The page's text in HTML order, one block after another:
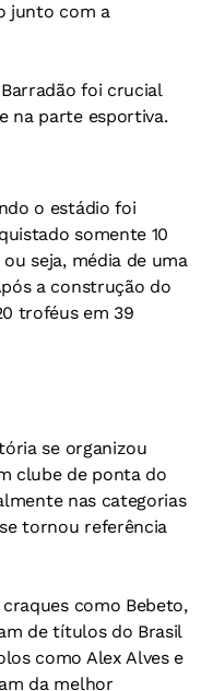
junto com a
foi crucial
na parte esportiva.
o estádio foi
somente 10
seja, média de uma
a construção do
troféus em 39
se organizou
clube de ponta do
nas categorias
tornou referência
como Bebeto,
de títulos do Brasil
como Alex Alves e
da melhor